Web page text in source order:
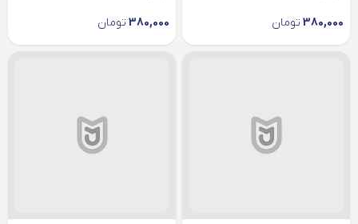
380,000 تومان 380,000 تومان